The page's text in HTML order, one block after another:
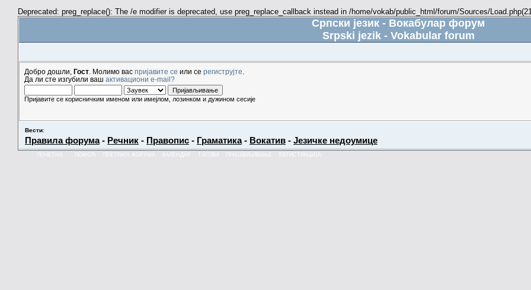
Deprecated: preg_replace(): The /e modifier is deprecated, use preg_replace_callback instead in /home/vokab/public_html/forum/Sources/
Српски језик - Вокабулар форум
Srpski jezik - Vokabular forum
Добро дошли, Гост . Молимо вас пријавите се или се региструјте
Да ли сте изгубили ваш активациони e-mail?
Пријавите се корисничким именом или имејлом, лозинком и дужином сесије
Вести:
Правила форума- Речник - Правопис - Граматика- Вокатив - Језичке недоумице
КАЛЕНДАР